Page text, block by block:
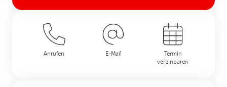
Anrufen E-Mail
Termin
vereinbaren